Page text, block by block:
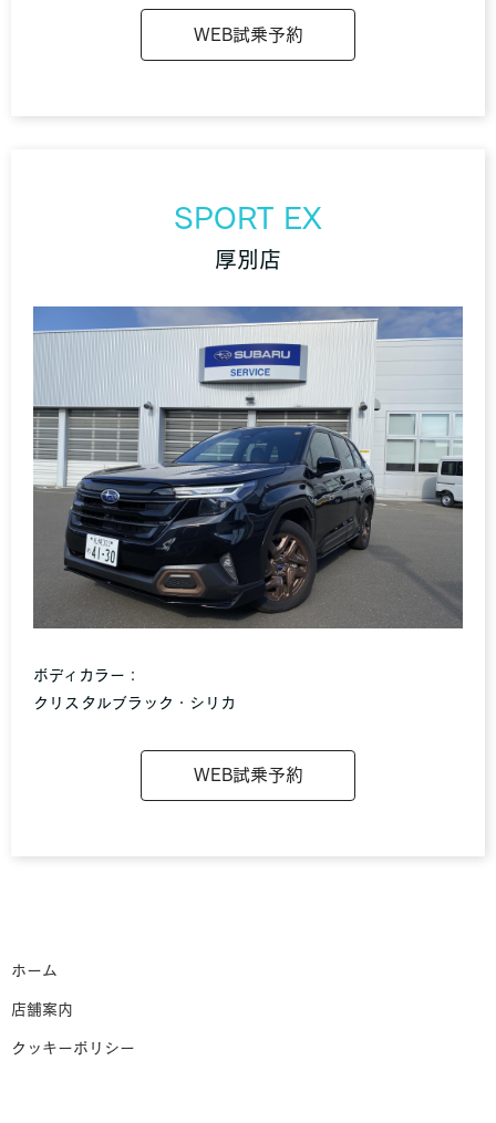
WEB試乗予約
SPORT EX
厚別店
ボディカラー：
クリスタルブラック・シリカ
WEB試乗予約
ホーム
店舗案内
クッキーポリシー